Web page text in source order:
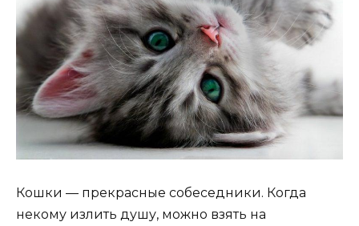
Кошки — прекрасные собеседники. Когда
некому излить душу, можно взять на